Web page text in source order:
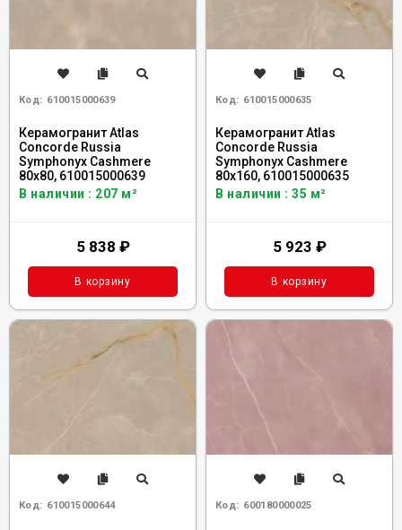
Код: 610015000639
Керамогранит Atlas
Concorde Russia
Symphonyx Cashmere
80x80, 610015000639
В наличии : 207 м²
5 838 ₽
В корзину
Код: 610015000635
Керамогранит Atlas
Concorde Russia
Symphonyx Cashmere
80x160, 610015000635
В наличии : 35 м²
5 923 ₽
В корзину
Код: 610015000644 Код: 600180000025